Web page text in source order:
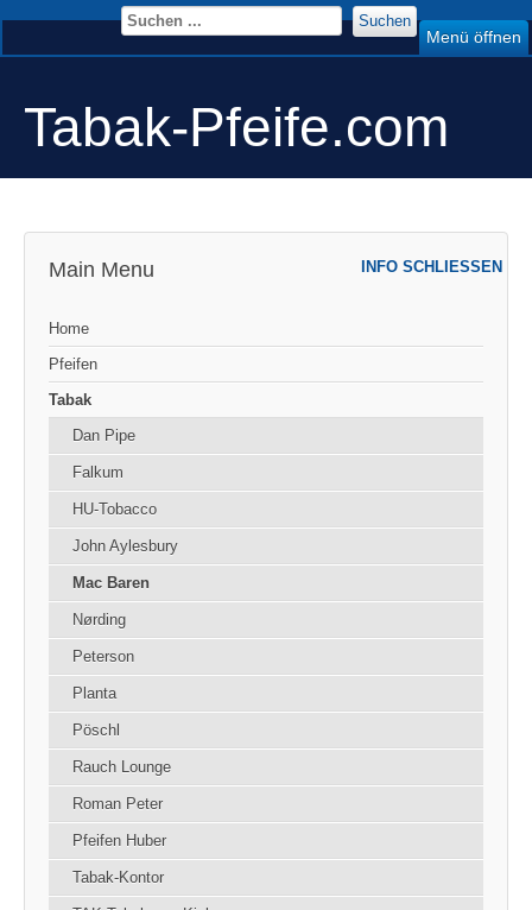
Tabak-Pfeife.com
Suchen
Menü öffnen
Main Menu
Home
Pfeifen
Tabak
Dan Pipe
Falkum
HU-Tobacco
John Aylesbury
Mac Baren
Nørding
Peterson
Planta
Pöschl
Rauch Lounge
Roman Peter
Pfeifen Huber
Tabak-Kontor
INFO SCHLIESSEN